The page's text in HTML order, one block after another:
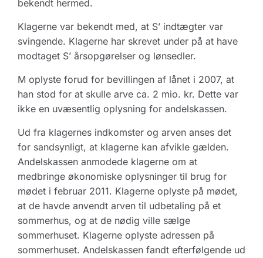
bekendt hermed.
Klagerne var bekendt med, at S’ indtægter var
svingende. Klagerne har skrevet under på at have
modtaget S’ årsopgørelser og lønsedler.
M oplyste forud for bevillingen af lånet i 2007, at
han stod for at skulle arve ca. 2 mio. kr. Dette var
ikke en uvæsentlig oplysning for andelskassen.
Ud fra klagernes indkomster og arven anses det
for sandsynligt, at klagerne kan afvikle gælden.
Andelskassen anmodede klagerne om at
medbringe økonomiske oplysninger til brug for
mødet i februar 2011. Klagerne oplyste på mødet,
at de havde anvendt arven til udbetaling på et
sommerhus, og at de nødig ville sælge
sommerhuset. Klagerne oplyste adressen på
sommerhuset. Andelskassen fandt efterfølgende ud